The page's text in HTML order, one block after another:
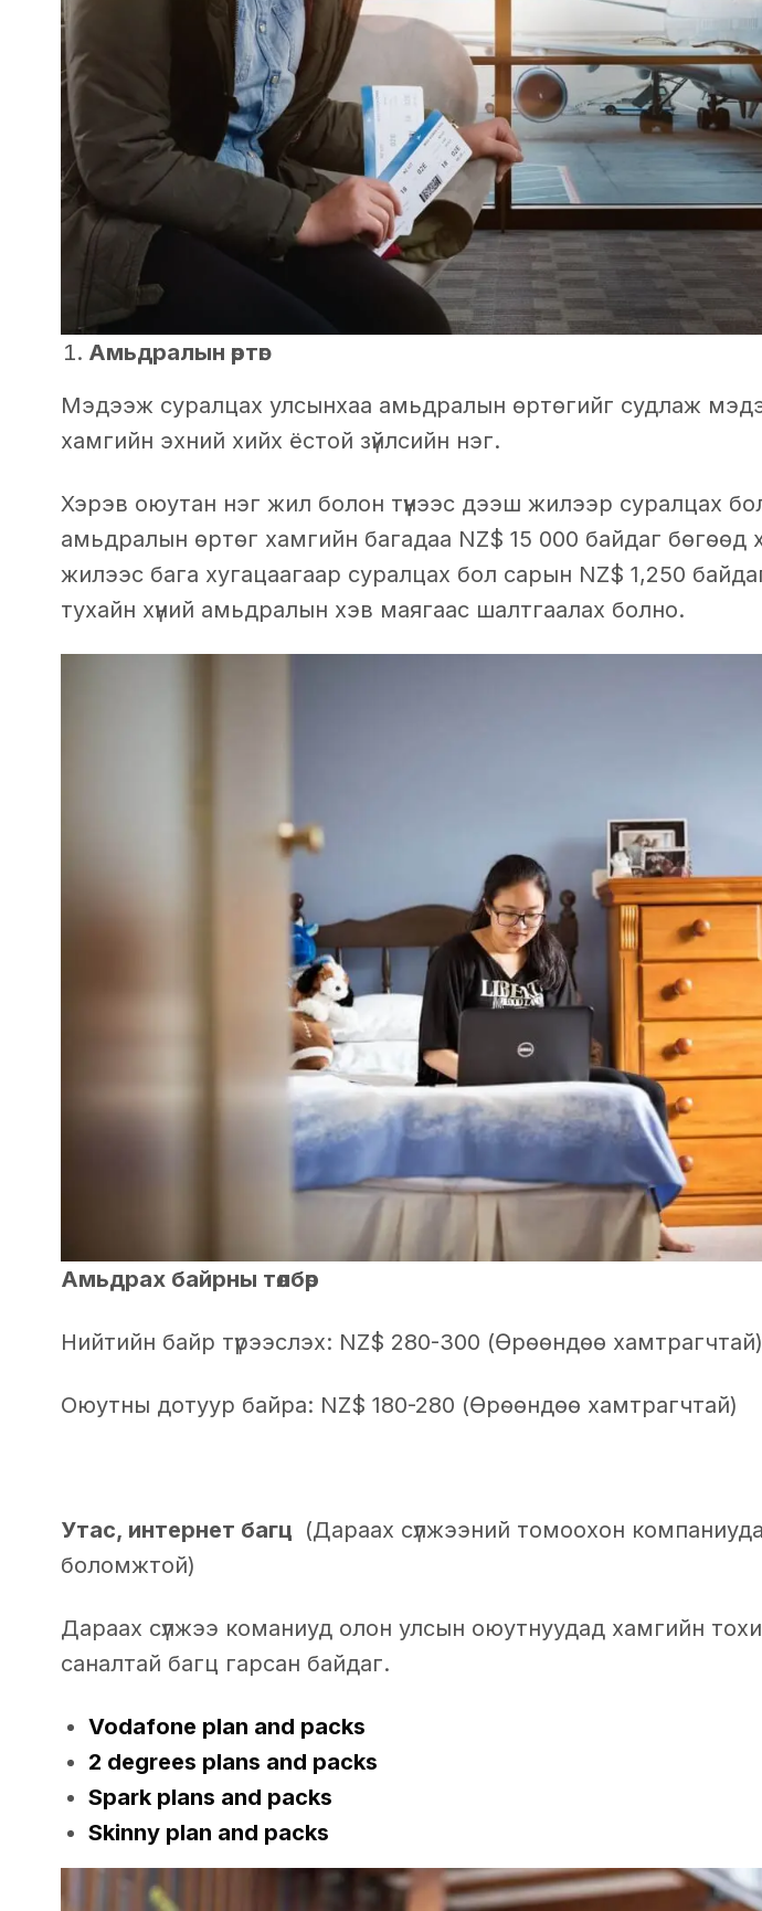
Амьдралын өртөг
Мэдээж суралцах улсынхаа амьдралын өртөгийг судлаж
хамгийн эхний хийх ёстой зүйлсийн нэг.
Хэрэв оюутан нэг жил болон түүнээс дээш жилээр суралцах
амьдралын өртөг хамгийн багадаа NZ$ 15 000 байдаг бөгөөд
жилээс бага хугацаагаар суралцах бол сарын NZ$ 1,250
тухайн хүний амьдралын хэв маягаас шалтгаалах болно.
Амьдрах байрны төлбөр
Нийтийн байр түрээслэх: NZ$ 280-300 (Өрөөндөө хамтрагчтай)
Оюутны дотуур байра: NZ$ 180-280 (Өрөөндөө хамтрагчтай)
Утас, интернет багц (Дараах сүлжээний томоохон
боломжтой)
Дараах сүлжээ команиуд олон улсын оюутнуудад хамгийн
саналтай багц гарсан байдаг.
Vodafone plan and packs
2 degrees plans and packs
Spark plans and packs
Skinny plan and packs